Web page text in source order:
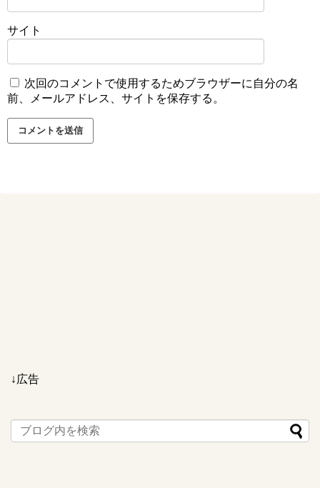
サイト
次回のコメントで使用するためブラウザーに自分の名
前、メールアドレス、サイトを保存する。
↓広告